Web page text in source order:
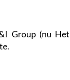
Group (nu Het